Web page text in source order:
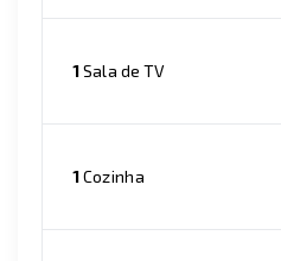
1Sala de TV
1Cozinha